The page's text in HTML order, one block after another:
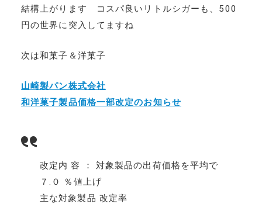
結構上がります コスパ良いリトルシガーも、500
円の世界に突入してますね
次は和菓子＆洋菓子
山崎製パン株式会社
和洋菓子製品価格一部改定のお知らせ
改定内 容 ： 対象製品の出荷価格を平均で
７.０ ％値上げ
主な対象製品 改定率